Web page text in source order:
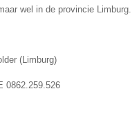
wel in de provincie Limburg.
(Limburg)
0862.259.526